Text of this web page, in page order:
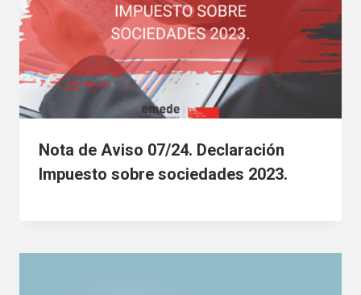
Nota de Aviso 07/24. Declaración
Impuesto sobre sociedades 2023.